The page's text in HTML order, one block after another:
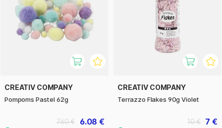
CREATIV COMPANY
Pompoms Pastel 62g
6.08 €
7.60 €
CREATIV COMPANY
Terrazzo Flakes 90g Violet
7 €
10 €